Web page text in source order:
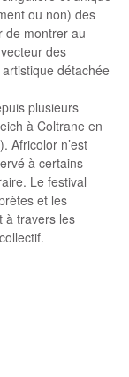
ou non) des
de montrer au
des
détachée
plusieurs
à Coltrane en
Africolor n’est
à certains
Le festival
et les
à travers les